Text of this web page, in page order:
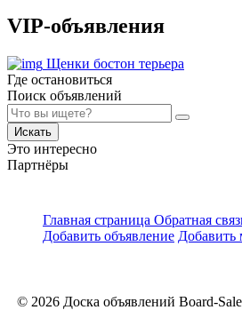
VIP-объявления
Щенки бостон терьера
Где остановиться
Поиск объявлений
Искать
Это интересно
Партнёры
Главная страница Обратная
Добавить объявление Добавить
© 2026 Доска объявлений Board-